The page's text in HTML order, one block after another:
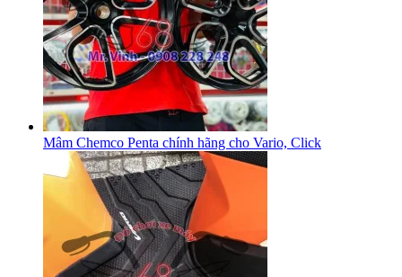
Mâm Chemco Penta chính hãng cho Vario, Click